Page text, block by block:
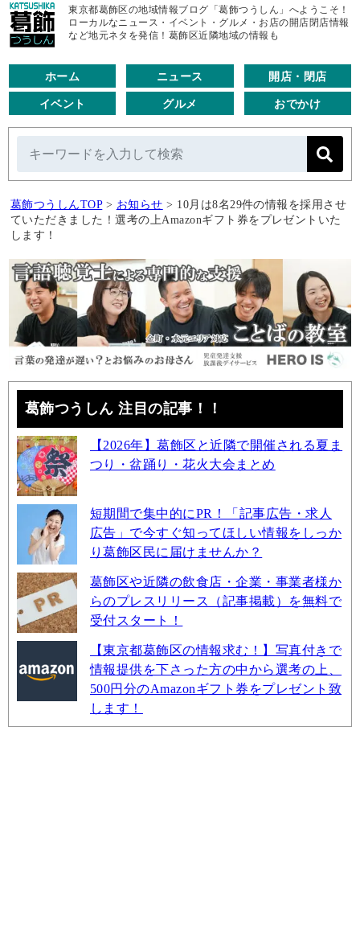
東京都葛飾区の地域情報ブログ「葛飾つうしん」へようこそ！
ローカルなニュース・イベント・グルメ・お店の開店閉店情報
など地元ネタを発信！葛飾区近隣地域の情報も
ホーム ニュース 開店・閉店
イベント グルメ おでかけ
葛飾つうしんTOP > お知らせ > 10月は8名29件の情報を採用させ
ていただきました！選考の上Amazonギフト券をプレゼントいた
します！
葛飾つうしん 注目の記事！！
【2026年】葛飾区と近隣で開催される夏ま
つり・盆踊り・花火大会まとめ
短期間で集中的にPR！「記事広告・求人
広告」で今すぐ知ってほしい情報をしっか
り葛飾区民に届けませんか？
葛飾区や近隣の飲食店・企業・事業者様か
らのプレスリリース（記事掲載）を無料で
受付スタート！
【東京都葛飾区の情報求む！】写真付きで
情報提供を下さった方の中から選考の上、
500円分のAmazonギフト券をプレゼント致
します！